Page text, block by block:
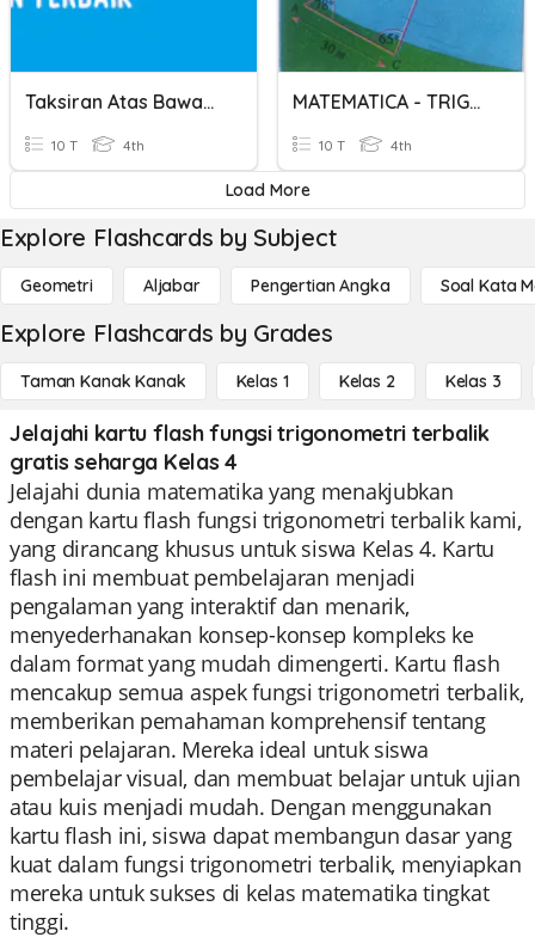
Taksiran Atas Bawah Dan Terbaik
10 T 4th
MATEMATICA - TRIGONOMETRIA
10 T 4th
Load More
Explore Flashcards by Subject
Geometri Aljabar Pengertian Angka Soal Kata
Explore Flashcards by Grades
Taman Kanak Kanak Kelas 1 Kelas 2 Kelas 3
Jelajahi kartu flash fungsi trigonometri terbalik
gratis seharga Kelas 4
Jelajahi dunia matematika yang menakjubkan
dengan kartu flash fungsi trigonometri terbalik kami,
yang dirancang khusus untuk siswa Kelas 4. Kartu
flash ini membuat pembelajaran menjadi
pengalaman yang interaktif dan menarik,
menyederhanakan konsep-konsep kompleks ke
dalam format yang mudah dimengerti. Kartu flash
mencakup semua aspek fungsi trigonometri terbalik,
memberikan pemahaman komprehensif tentang
materi pelajaran. Mereka ideal untuk siswa
pembelajar visual, dan membuat belajar untuk ujian
atau kuis menjadi mudah. Dengan menggunakan
kartu flash ini, siswa dapat membangun dasar yang
kuat dalam fungsi trigonometri terbalik, menyiapkan
mereka untuk sukses di kelas matematika tingkat
tinggi.